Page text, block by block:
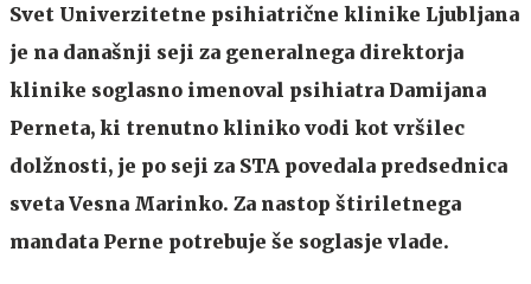
Svet Univerzitetne psihiatrične klinike Ljubljana
je na današnji seji za generalnega direktorja
klinike soglasno imenoval psihiatra Damijana
Perneta, ki trenutno kliniko vodi kot vršilec
dolžnosti, je po seji za STA povedala predsednica
sveta Vesna Marinko. Za nastop štiriletnega
mandata Perne potrebuje še soglasje vlade.